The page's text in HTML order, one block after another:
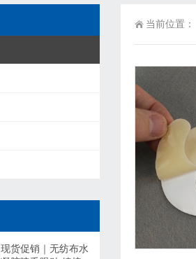
当前位置：
现货促销｜无纺布水